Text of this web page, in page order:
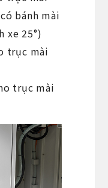
bánh mài
xe 25°)
trục mài
trục mài